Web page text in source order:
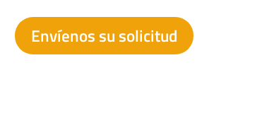
Envíenos su solicitud